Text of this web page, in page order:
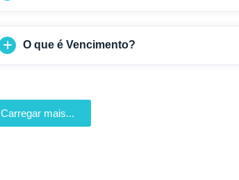
O que é Vencimento?
Carregar mais...